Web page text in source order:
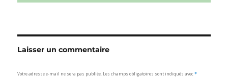
Laisser un commentaire
Votre adresse e-mail ne sera pas publiée. Les champs obligatoires sont indiqués avec*